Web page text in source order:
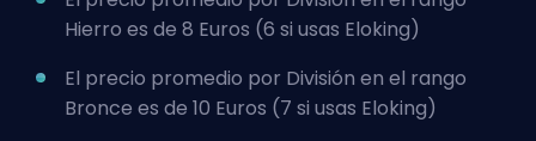
Hierro es de 8 Euros (6 si usas Eloking)
El precio promedio por División en el rango
Bronce es de 10 Euros (7 si usas Eloking)